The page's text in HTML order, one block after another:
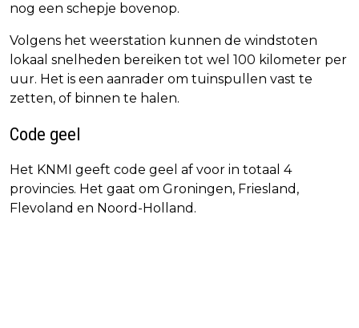
nog een schepje bovenop.
Volgens het weerstation kunnen de windstoten
lokaal snelheden bereiken tot wel 100 kilometer per
uur. Het is een aanrader om tuinspullen vast te
zetten, of binnen te halen.
Code geel
Het KNMI geeft code geel af voor in totaal 4
provincies. Het gaat om Groningen, Friesland,
Flevoland en Noord-Holland.